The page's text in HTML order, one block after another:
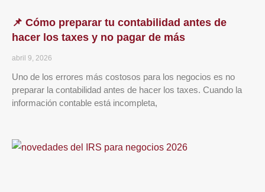
📌 Cómo preparar tu contabilidad antes de
hacer los taxes y no pagar de más
abril 9, 2026
Uno de los errores más costosos para los negocios es no
preparar la contabilidad antes de hacer los taxes. Cuando la
información contable está incompleta,